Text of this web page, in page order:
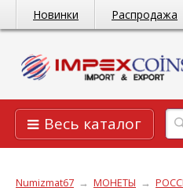
Новинки Распродажа
Весь каталог
Numizmat67 → МОНЕТЫ →